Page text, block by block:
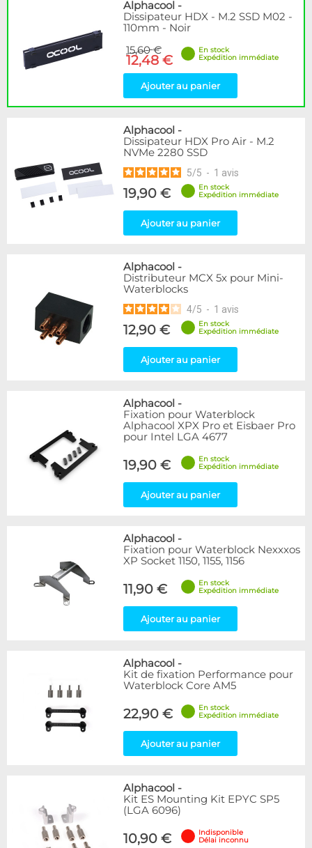
Disponibilité / Promotions
Articles en promotions
Appliquer
Alphacool -
Dissipateur HDX - M.2 SSD M02 -
110mm - Noir
15,60 €
12,48 €
En stock
Expédition immédiate
Ajouter au panier
Alphacool -
Dissipateur HDX Pro Air - M.2
NVMe 2280 SSD
5/5 - 1 avis
19,90 €
En stock
Expédition immédiate
Ajouter au panier
Alphacool -
Distributeur MCX 5x pour Mini-
Waterblocks
4/5 - 1 avis
12,90 €
En stock
Expédition immédiate
Ajouter au panier
Alphacool -
Fixation pour Waterblock
Alphacool XPX Pro et Eisbaer Pro
pour Intel LGA 4677
19,90 €
En stock
Expédition immédiate
Ajouter au panier
Alphacool -
Fixation pour Waterblock Nexxxos
XP Socket 1150, 1155, 1156
11,90 €
En stock
Expédition immédiate
Ajouter au panier
Alphacool -
Kit de fixation Performance pour
Waterblock Core AM5
22,90 €
En stock
Expédition immédiate
Ajouter au panier
Alphacool -
Kit ES Mounting Kit EPYC SP5
(LGA 6096)
10,90 €
Indisponible
Délai inconnu